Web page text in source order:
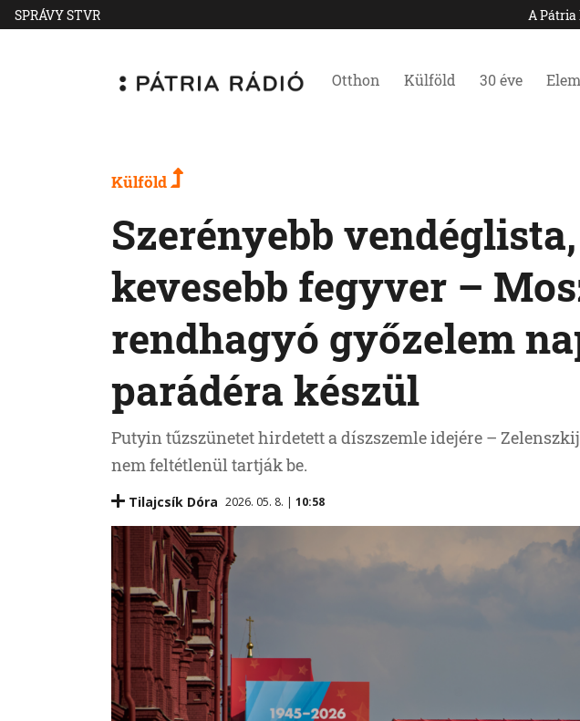
SPRÁVY STVR A
Otthon Külföld 30 éve
Külföld
Szerényebb vendéglista,
kevesebb fegyver –
rendhagyó győzelem
parádéra készül
Putyin tűzszünetet hirdetett a díszszemle idejére –
nem feltétlenül tartják be.
Tilajcsík Dóra 2026. 05. 8. | 10:58